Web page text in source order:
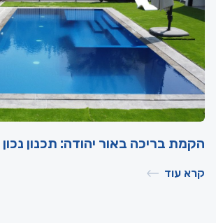
הקמת בריכה באור יהודה: תכנון
קרא עוד